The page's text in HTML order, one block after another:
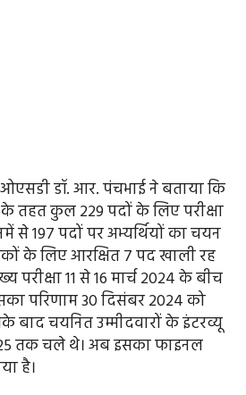
डॉ. आर. पंचभाई ने बताया कि
के तहत कुल 229 पदों के लिए परीक्षा
से 197 पदों पर अभ्यर्थियों का चयन
के लिए आरक्षित 7 पद खाली रह
परीक्षा 11 से 16 मार्च 2024 के बीच
परिणाम 30 दिसंबर 2024 को
बाद चयनित उम्मीदवारों के इंटरव्यू
तक चले थे। अब इसका फाइनल
है।